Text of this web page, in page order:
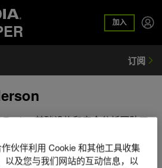
加入
基础设施和安全分析团队工
大学电气和计算机工程硕士和学士
的 PE 。
伙伴利用 Cookie 和其他工具收集
以及您与我们网站的互动信息，以